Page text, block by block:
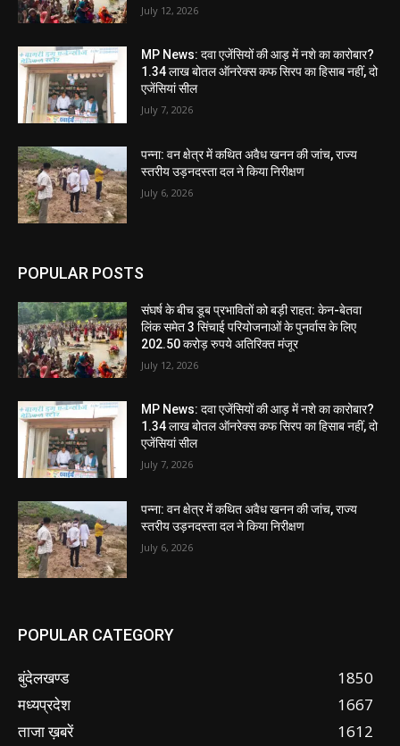
July 12, 2026
MP News: दवा एजेंसियों की आड़ में नशे का कारोबार?
1.34 लाख बोतल ऑनरेक्स कफ सिरप का हिसाब नहीं, दो
एजेंसियां सील
July 7, 2026
पन्ना: वन क्षेत्र में कथित अवैध खनन की जांच, राज्य
स्तरीय उड़नदस्ता दल ने किया निरीक्षण
July 6, 2026
POPULAR POSTS
संघर्ष के बीच डूब प्रभावितों को बड़ी राहत: केन-बेतवा
लिंक समेत 3 सिंचाई परियोजनाओं के पुनर्वास के लिए
202.50 करोड़ रुपये अतिरिक्त मंजूर
July 12, 2026
MP News: दवा एजेंसियों की आड़ में नशे का कारोबार?
1.34 लाख बोतल ऑनरेक्स कफ सिरप का हिसाब नहीं, दो
एजेंसियां सील
July 7, 2026
पन्ना: वन क्षेत्र में कथित अवैध खनन की जांच, राज्य
स्तरीय उड़नदस्ता दल ने किया निरीक्षण
July 6, 2026
POPULAR CATEGORY
बुंदेलखण्ड
1850
मध्यप्रदेश
1667
ताजा ख़बरें
1612